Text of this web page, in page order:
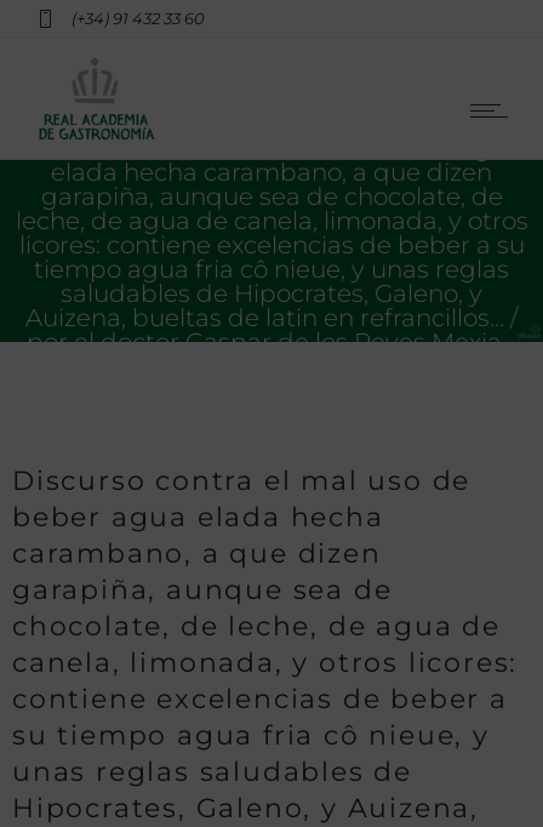
(+34) 91 432 33 60
Discurso contra el mal uso de beber agua
elada hecha carambano, a que dizen
garapiña, aunque sea de chocolate, de
leche, de agua de canela, limonada, y otros
licores: contiene excelencias de beber a su
tiempo agua fria cô nieue, y unas reglas
saludables de Hipocrates, Galeno, y
Auizena, bueltas de latin en refrancillos… /
por el doctor Gaspar de los Reyes Mexia…
Discurso contra el mal uso de
beber agua elada hecha
carambano, a que dizen
garapiña, aunque sea de
chocolate, de leche, de agua de
canela, limonada, y otros licores:
contiene excelencias de beber a
su tiempo agua fria cô nieue, y
unas reglas saludables de
Hipocrates, Galeno, y Auizena,